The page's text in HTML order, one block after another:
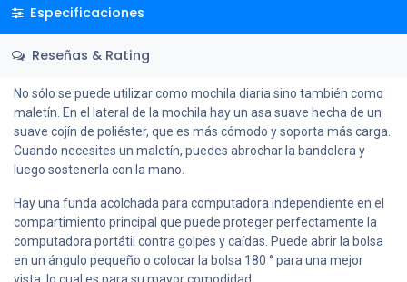
Especificaciones
Reseñas & Rating
No sólo se puede utilizar como mochila diaria sino también como
maletín. En el lateral de la mochila hay un asa suave hecha de un
suave cojín de poliéster, que es más cómodo y soporta más carga.
Cuando necesites un maletín, puedes abrochar la bandolera y
luego sostenerla con la mano.
Hay una funda acolchada para computadora independiente en el
compartimiento principal que puede proteger perfectamente la
computadora portátil contra golpes y caídas. Puede abrir la bolsa
en un ángulo pequeño o colocar la bolsa 180 ° para una mejor
vista, lo cual es para su mayor comodidad.